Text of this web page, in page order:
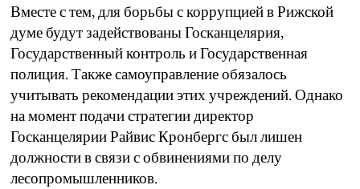
Вместе с тем, для борьбы с коррупцией в Рижской
думе будут задействованы Госканцелярия,
Государственный контроль и Государственная
полиция. Также самоуправление обязалось
учитывать рекомендации этих учреждений. Однако
на момент подачи стратегии директор
Госканцелярии Райвис Кронбергс был лишен
должности в связи с обвинениями по делу
лесопромышленников.